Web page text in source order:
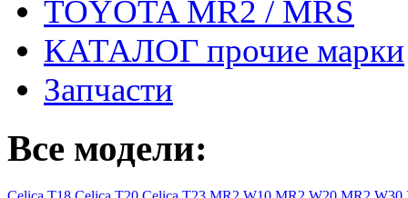
TOYOTA MR2 / MRS
КАТАЛОГ прочие марки
Запчасти
Все модели: